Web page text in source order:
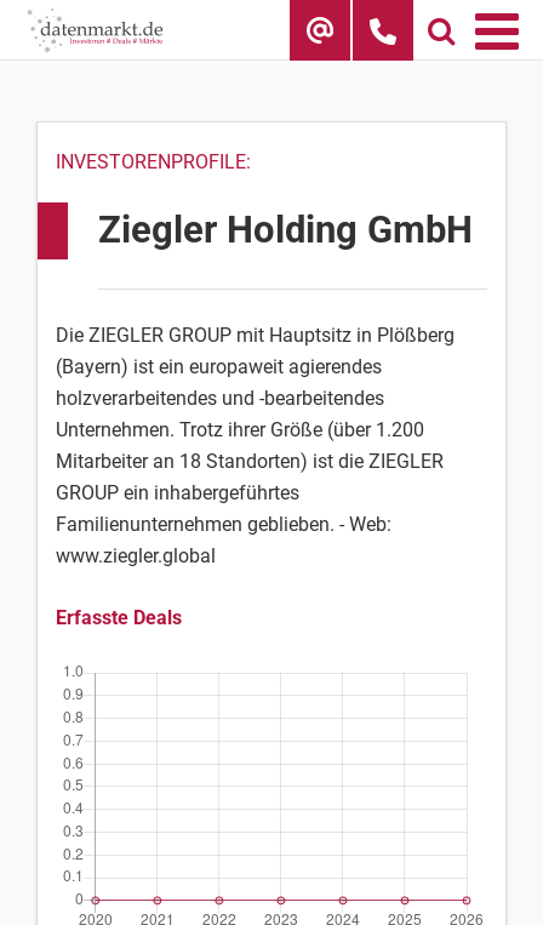
Skip
INVESTORENPROFILE:
Ziegler Holding GmbH
Die ZIEGLER GROUP mit Hauptsitz in Plößberg
(Bayern) ist ein europaweit agierendes
holzverarbeitendes und -bearbeitendes
Unternehmen. Trotz ihrer Größe (über 1.200
Mitarbeiter an 18 Standorten) ist die ZIEGLER
GROUP ein inhabergeführtes
Familienunternehmen geblieben. - Web:
www.ziegler.global
Erfasste Deals